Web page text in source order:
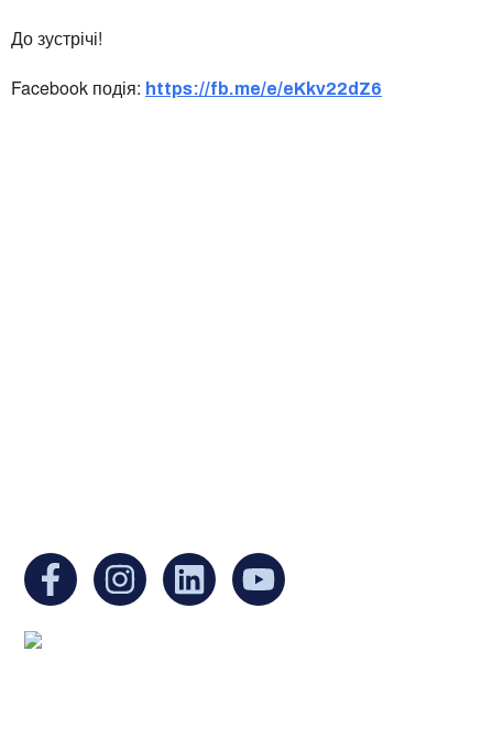
До зустрічі!
Facebook подія: https://fb.me/e/eKkv22dZ6